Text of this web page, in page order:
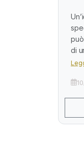
di